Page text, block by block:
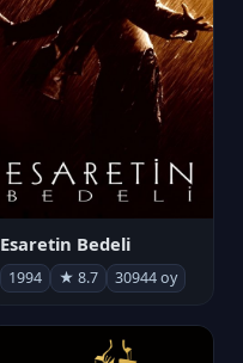
Esaretin Bedeli
1994 ★ 8.7 30944 oy